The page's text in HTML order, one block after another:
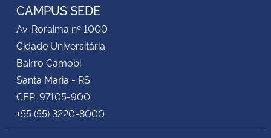
CAMPUS SEDE
Av. Roraima nº 1000
Cidade Universitária
Bairro Camobi
Santa Maria - RS
CEP: 97105-900
+55 (55) 3220-8000